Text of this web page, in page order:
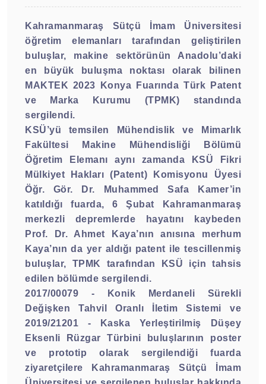
Kahramanmaraş Sütçü İmam Üniversitesi
öğretim elemanları tarafından geliştirilen
buluşlar, makine sektörünün Anadolu’daki
en büyük buluşma noktası olarak bilinen
MAKTEK 2023 Konya Fuarında Türk Patent
ve Marka Kurumu (TPMK) standında
sergilendi.
KSÜ’yü temsilen Mühendislik ve Mimarlık
Fakültesi Makine Mühendisliği Bölümü
Öğretim Elemanı aynı zamanda KSÜ Fikri
Mülkiyet Hakları (Patent) Komisyonu Üyesi
Öğr. Gör. Dr. Muhammed Safa Kamer’in
katıldığı fuarda, 6 Şubat Kahramanmaraş
merkezli depremlerde hayatını kaybeden
Prof. Dr. Ahmet Kaya’nın anısına merhum
Kaya’nın da yer aldığı patent ile tescillenmiş
buluşlar, TPMK tarafından KSÜ için tahsis
edilen bölümde sergilendi.
2017/00079 - Konik Merdaneli Sürekli
Değişken Tahvil Oranlı İletim Sistemi ve
2019/21201 - Kaska Yerleştirilmiş Düşey
Eksenli Rüzgar Türbini buluşlarının poster
ve prototip olarak sergilendiği fuarda
ziyaretçilere Kahramanmaraş Sütçü İmam